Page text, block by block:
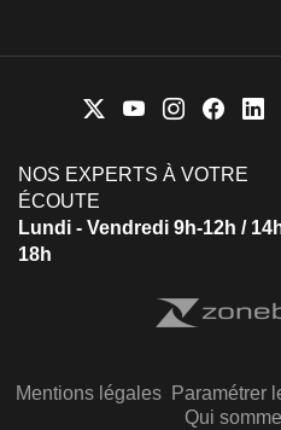
NOS EXPERTS À VOTRE
ÉCOUTE
Lundi - Vendredi 9h-12h /
18h
Mentions légales Paramétrer
Qui